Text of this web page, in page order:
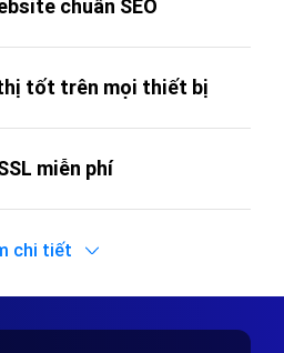
chuẩn SEO
tốt trên mọi thiết bị
miễn phí
chi tiết